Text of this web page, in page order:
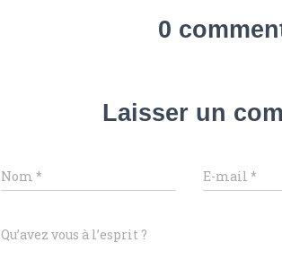
0
Laisser un
Nom * E-mail*
Qu’avez vous à l’esprit ?